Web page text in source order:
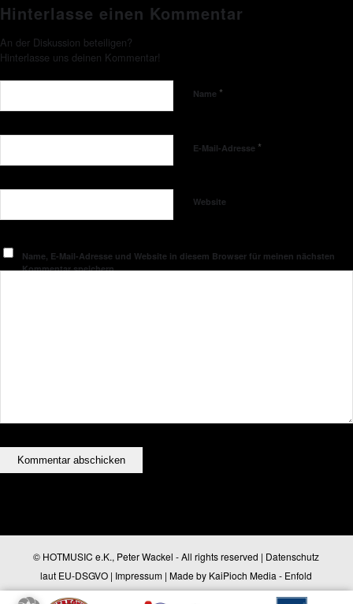
Hinterlasse einen Kommentar
An der Diskussion beteiligen?
Hinterlasse uns deinen Kommentar!
Name *
E-Mail-Adresse *
Website
Name, E-Mail-Adresse und Website in diesem Browser für meinen nächsten
Kommentar speichern.
© HOTMUSIC e.K., Peter Wackel - All rights reserved | Datenschutz
laut EU-DSGVO | Impressum | Made by KaiPioch Media - Enfold
WordPress Theme by Kriesi